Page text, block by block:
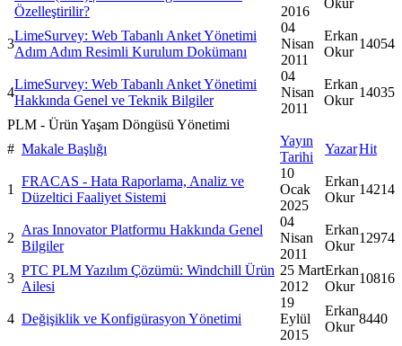
Özelleştirilir?
2016
3
LimeSurvey: Web Tabanlı Anket Yönetimi
Adım Adım Resimli Kurulum Dokümanı
04
Nisan
2011
Erkan
Okur
14054
4
LimeSurvey: Web Tabanlı Anket Yönetimi
Hakkında Genel ve Teknik Bilgiler
04
Nisan
2011
Erkan
Okur
14035
PLM - Ürün Yaşam Döngüsü Yönetimi
# Makale Başlığı
Yayın
Tarihi
YazarHit
1
FRACAS - Hata Raporlama, Analiz ve
Düzeltici Faaliyet Sistemi
10
Ocak
2025
Erkan
Okur
14214
2
Aras Innovator Platformu Hakkında Genel
Bilgiler
04
Nisan
2011
Erkan
Okur
12974
3
PTC PLM Yazılım Çözümü: Windchill Ürün
Ailesi
25 Mart
2012
Erkan
Okur
10816
4 Değişiklik ve Konfigürasyon Yönetimi
19
Eylül
2015
Erkan
Okur
8440